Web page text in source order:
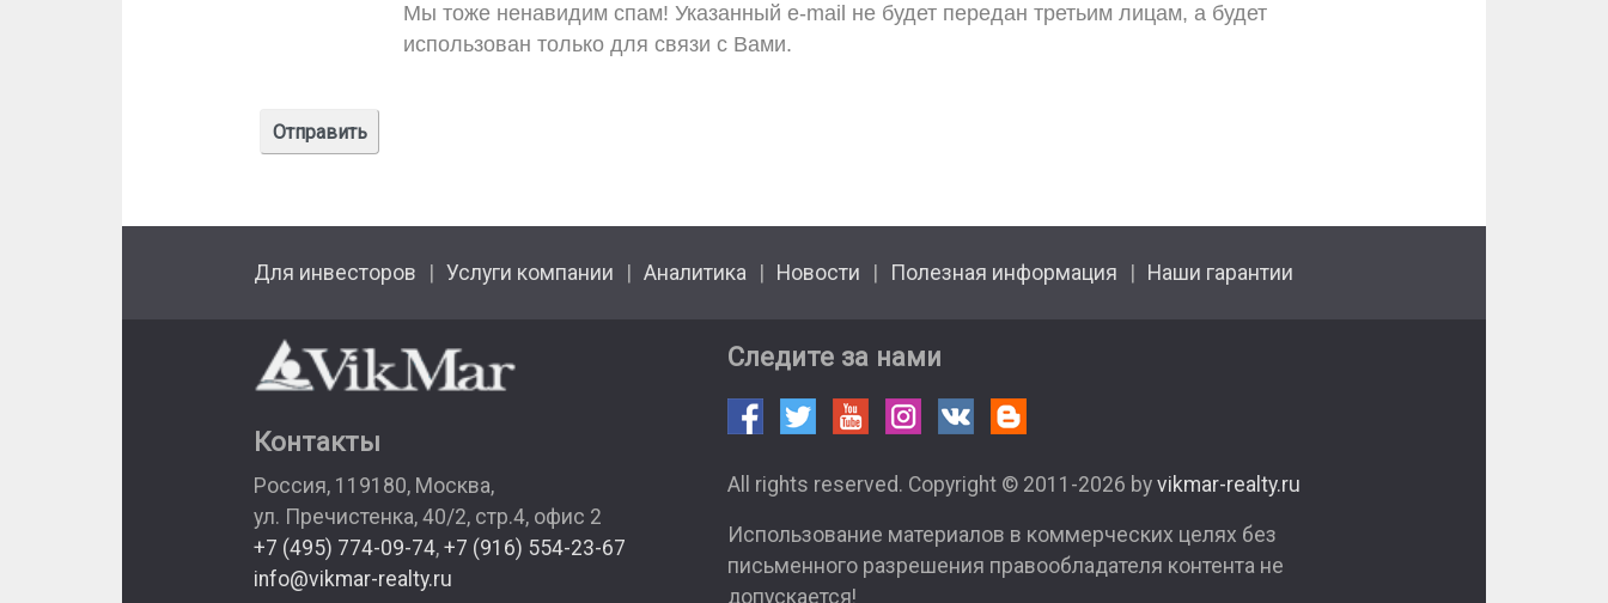
Мы тоже ненавидим спам! Указанный e-mail не будет передан третьим лицам, а будет
использован только для связи с Вами.
Для инвесторов Услуги компании Аналитика Новости Полезная информация Наши гарантии
Контакты
Россия, 119180, Москва,
ул. Пречистенка, 40/2, стр.4, офис 2
+7 (495) 774-09-74, +7 (916) 554-23-67
info@vikmar-realty.ru
Следите за нами
All rights reserved. Copyright © 2011-2026 by vikmar-realty.ru
Использование материалов в коммерческих целях без
письменного разрешения правообладателя контента не
допускается!